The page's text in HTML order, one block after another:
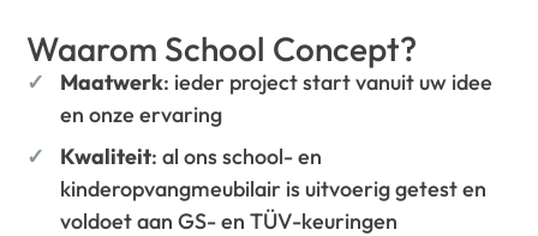
Waarom School Concept?
Maatwerk: ieder project start vanuit uw idee
en onze ervaring
Kwaliteit: al ons school- en
kinderopvangmeubilair is uitvoerig getest en
voldoet aan GS- en TÜV-keuringen